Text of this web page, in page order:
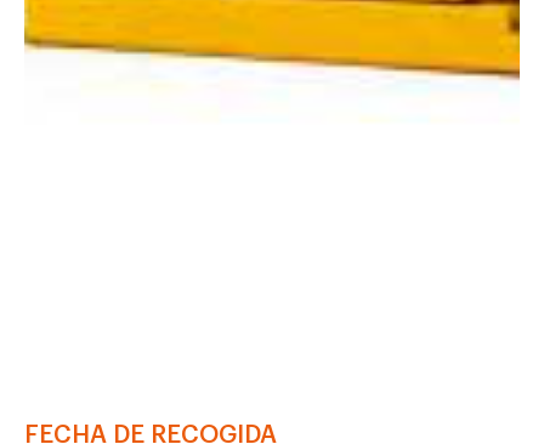
FECHA DE RECOGIDA